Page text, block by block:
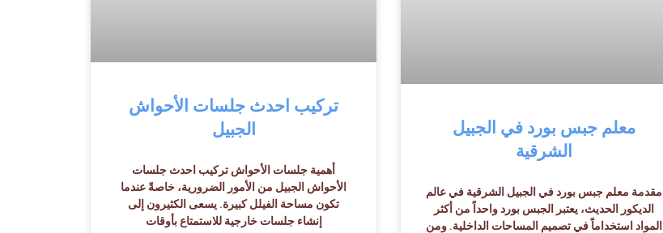
معلم جبس بورد في الجبيل
الشرقية
مقدمة معلم جبس بورد في الجبيل الشرقية في عالم
الديكور الحديث، يعتبر الجبس بورد واحداً من أكثر
المواد استخداماً في تصميم المساحات الداخلية. ومن
تركيب احدث جلسات الأحواش
الجبيل
أهمية جلسات الأحواش تركيب احدث جلسات
الأحواش الجبيل من الأمور الضرورية، خاصةً عندما
تكون مساحة الفيلل كبيرة. يسعى الكثيرون إلى
إنشاء جلسات خارجية للاستمتاع بأوقات